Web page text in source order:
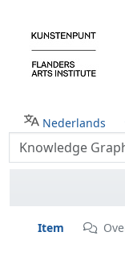
Nederlands
Item